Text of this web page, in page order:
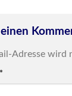
Adresse
*